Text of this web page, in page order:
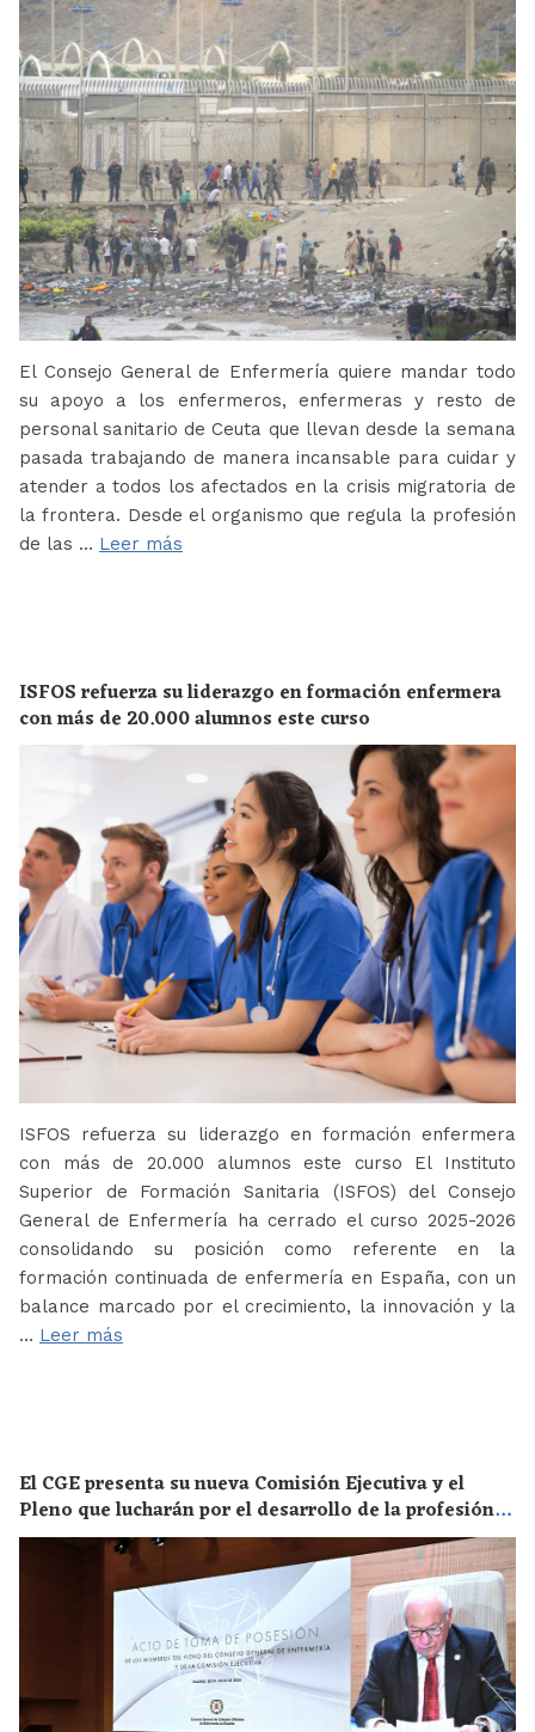
El Consejo General de Enfermería quiere mandar todo
su apoyo a los enfermeros, enfermeras y resto de
personal sanitario de Ceuta que llevan desde la semana
pasada trabajando de manera incansable para cuidar y
atender a todos los afectados en la crisis migratoria de
la frontera. Desde el organismo que regula la profesión
de las … Leer más
ISFOS refuerza su liderazgo en formación enfermera
con más de 20.000 alumnos este curso
ISFOS refuerza su liderazgo en formación enfermera
con más de 20.000 alumnos este curso El Instituto
Superior de Formación Sanitaria (ISFOS) del Consejo
General de Enfermería ha cerrado el curso 2025-2026
consolidando su posición como referente en la
formación continuada de enfermería en España, con un
balance marcado por el crecimiento, la innovación y la
… Leer más
El CGE presenta su nueva Comisión Ejecutiva y el
Pleno que lucharán por el desarrollo de la profesión
en los próximos años